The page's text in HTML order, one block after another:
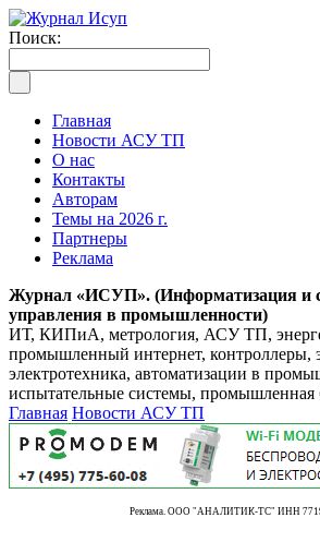
Поиск:
Главная
Новости АСУ ТП
О нас
Контакты
Авторам
Темы на 2026 г.
Партнеры
Реклама
Журнал «ИСУП». (Информатизация и
управления в промышленности)
ИТ, КИПиА, метрология, АСУ ТП,
промышленный интернет, контроллеры,
электротехника, автоматизации в
испытательные системы, промышленная
Главная Новости АСУ ТП
Реклама. ООО "АНАЛИТИК-ТС" ИНН